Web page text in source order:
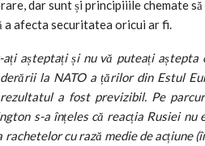
dar sunt și principiiile chemate
a afecta securitatea oricui ar fi.
ați așteptați și nu vă puteați aștepta
la NATO a țărilor din Estul
a fost previzibil. Pe
s-a înțeles că reacția Rusiei
cu rază medie de acțiune